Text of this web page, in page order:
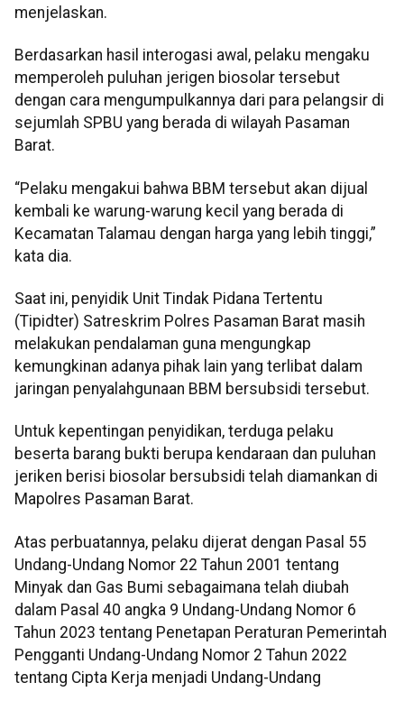
menjelaskan.
Berdasarkan hasil interogasi awal, pelaku mengaku
memperoleh puluhan jerigen biosolar tersebut
dengan cara mengumpulkannya dari para pelangsir di
sejumlah SPBU yang berada di wilayah Pasaman
Barat.
“Pelaku mengakui bahwa BBM tersebut akan dijual
kembali ke warung-warung kecil yang berada di
Kecamatan Talamau dengan harga yang lebih tinggi,”
kata dia.
Saat ini, penyidik Unit Tindak Pidana Tertentu
(Tipidter) Satreskrim Polres Pasaman Barat masih
melakukan pendalaman guna mengungkap
kemungkinan adanya pihak lain yang terlibat dalam
jaringan penyalahgunaan BBM bersubsidi tersebut.
Untuk kepentingan penyidikan, terduga pelaku
beserta barang bukti berupa kendaraan dan puluhan
jeriken berisi biosolar bersubsidi telah diamankan di
Mapolres Pasaman Barat.
Atas perbuatannya, pelaku dijerat dengan Pasal 55
Undang-Undang Nomor 22 Tahun 2001 tentang
Minyak dan Gas Bumi sebagaimana telah diubah
dalam Pasal 40 angka 9 Undang-Undang Nomor 6
Tahun 2023 tentang Penetapan Peraturan Pemerintah
Pengganti Undang-Undang Nomor 2 Tahun 2022
tentang Cipta Kerja menjadi Undang-Undang